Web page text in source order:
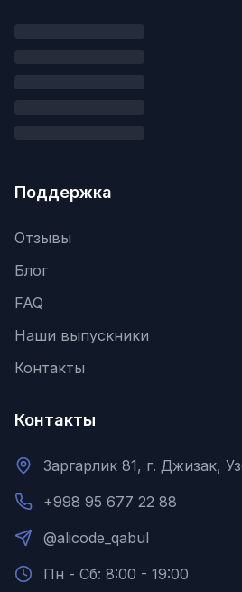
Поддержка
Отзывы
Блог
FAQ
Наши выпускники
Контакты
Контакты
Заргарлик 81, г. Джизак,
+998 95 677 22 88
@alicode_qabul
Пн - Сб: 8:00 - 19:00